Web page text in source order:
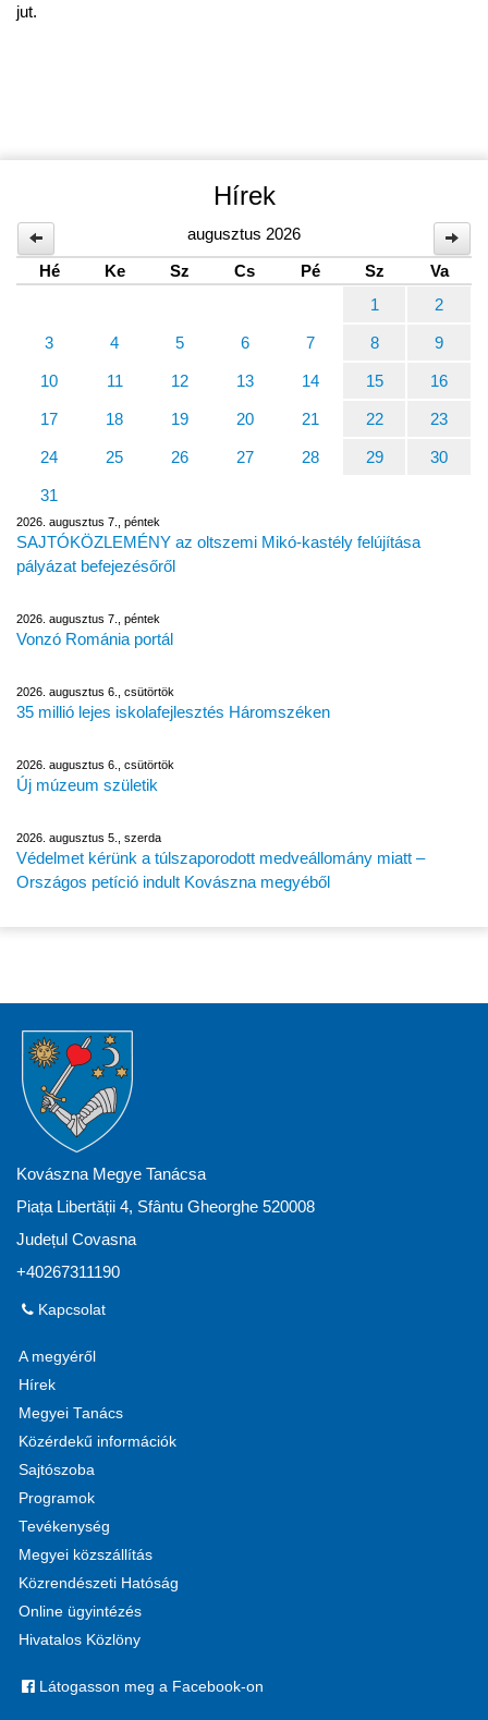
jut.
Hírek
augusztus 2026
Hé
Ke Sz Cs Pé Sz
Va
1
2
3 4 5 6 7 8 9
10 11 12 13 14 15 16
17 18 19 20 21 22 23
24 25 26 27 28 29 30
31
2026. augusztus 7., péntek
SAJTÓKÖZLEMÉNY az oltszemi Mikó-kastély felújítása
pályázat befejezésőről
2026. augusztus 7., péntek
Vonzó Románia portál
2026. augusztus 6., csütörtök
35 millió lejes iskolafejlesztés Háromszéken
2026. augusztus 6., csütörtök
Új múzeum születik
2026. augusztus 5., szerda
Védelmet kérünk a túlszaporodott medveállomány miatt –
Országos petíció indult Kovászna megyéből
Kovászna Megye Tanácsa
Piața Libertății 4, Sfântu Gheorghe 520008
Județul Covasna
+40267311190
Kapcsolat
A megyéről
Hírek
Megyei Tanács
Közérdekű információk
Sajtószoba
Programok
Tevékenység
Megyei közszállítás
Közrendészeti Hatóság
Online ügyintézés
Hivatalos Közlöny
Látogasson meg a Facebook-on